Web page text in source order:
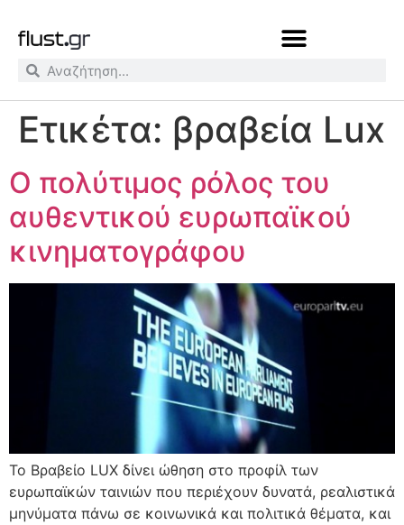
Ετικέτα: βραβεία Lux
Ο πολύτιμος ρόλος του
αυθεντικού ευρωπαϊκού
κινηματογράφου
Το Βραβείο LUX δίνει ώθηση στο προφίλ των
ευρωπαϊκών ταινιών που περιέχουν δυνατά, ρεαλιστικά
μηνύματα πάνω σε κοινωνικά και πολιτικά θέματα, και